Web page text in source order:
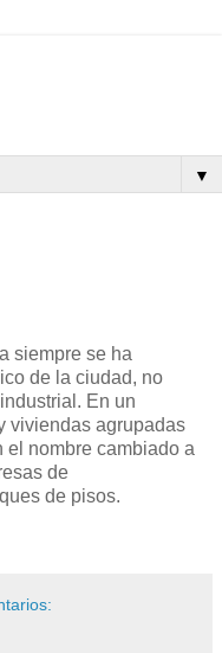
▼
siempre se ha
de la ciudad, no
En un
viviendas agrupadas
el nombre cambiado a
de
de pisos.